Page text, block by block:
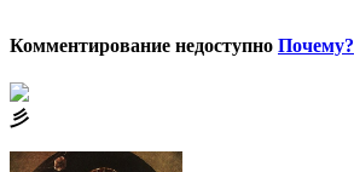
Комментирование недоступно Почему?
⼺